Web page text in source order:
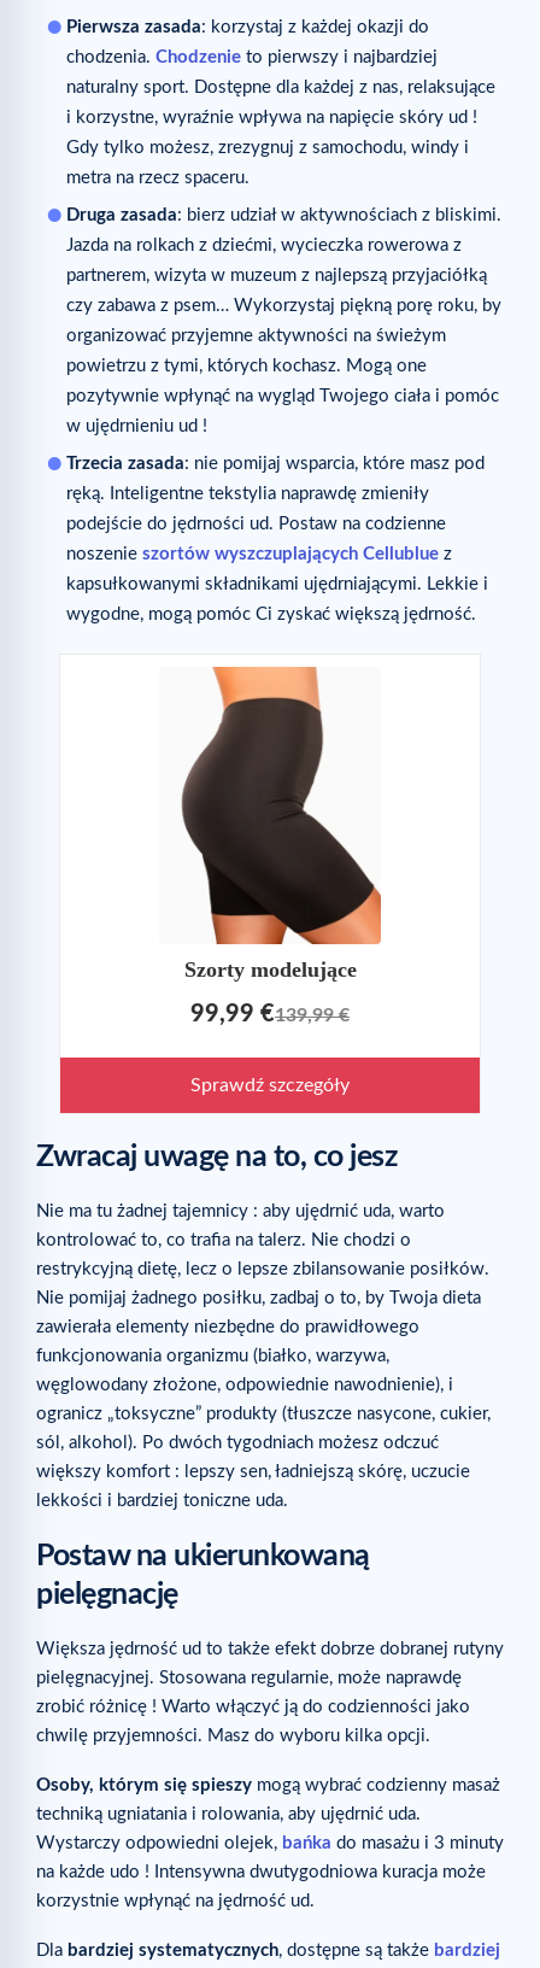
Pierwsza zasada: korzystaj z każdej okazji do
chodzenia. Chodzenie to pierwszy i najbardziej
naturalny sport. Dostępne dla każdej z nas, relaksujące
i korzystne, wyraźnie wpływa na napięcie skóry ud !
Gdy tylko możesz, zrezygnuj z samochodu, windy i
metra na rzecz spaceru.
Druga zasada: bierz udział w aktywnościach z bliskimi.
Jazda na rolkach z dziećmi, wycieczka rowerowa z
partnerem, wizyta w muzeum z najlepszą przyjaciółką
czy zabawa z psem… Wykorzystaj piękną porę roku, by
organizować przyjemne aktywności na świeżym
powietrzu z tymi, których kochasz. Mogą one
pozytywnie wpłynąć na wygląd Twojego ciała i pomóc
w ujędrnieniu ud !
Trzecia zasada: nie pomijaj wsparcia, które masz pod
ręką. Inteligentne tekstylia naprawdę zmieniły
podejście do jędrności ud. Postaw na codzienne
noszenie szortów wyszczuplających Cellublue z
kapsułkowanymi składnikami ujędrniającymi. Lekkie i
wygodne, mogą pomóc Ci zyskać większą jędrność.
Szorty modelujące
99,99 €139,99 €
Sprawdź szczegóły
Zwracaj uwagę na to, co jesz
Nie ma tu żadnej tajemnicy : aby ujędrnić uda, warto
kontrolować to, co trafia na talerz. Nie chodzi o
restrykcyjną dietę, lecz o lepsze zbilansowanie posiłków.
Nie pomijaj żadnego posiłku, zadbaj o to, by Twoja dieta
zawierała elementy niezbędne do prawidłowego
funkcjonowania organizmu (białko, warzywa,
węglowodany złożone, odpowiednie nawodnienie), i
ogranicz „toksyczne” produkty (tłuszcze nasycone, cukier,
sól, alkohol). Po dwóch tygodniach możesz odczuć
większy komfort : lepszy sen, ładniejszą skórę, uczucie
lekkości i bardziej toniczne uda.
Postaw na ukierunkowaną
pielęgnację
Większa jędrność ud to także efekt dobrze dobranej rutyny
pielęgnacyjnej. Stosowana regularnie, może naprawdę
zrobić różnicę ! Warto włączyć ją do codzienności jako
chwilę przyjemności. Masz do wyboru kilka opcji.
Osoby, którym się spieszy mogą wybrać codzienny masaż
techniką ugniatania i rolowania, aby ujędrnić uda.
Wystarczy odpowiedni olejek, bańka do masażu i 3 minuty
na każde udo ! Intensywna dwutygodniowa kuracja może
korzystnie wpłynąć na jędrność ud.
Dla bardziej systematycznych, dostępne są także bardziej